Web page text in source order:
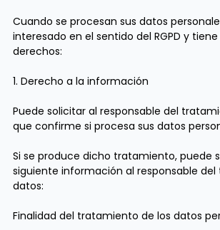
Cuando se procesan sus datos
interesado en el sentido del RGPD y
derechos:
​1. Derecho a la información
Puede solicitar al responsable del
que confirme si procesa sus datos
Si se produce dicho tratamiento, puede
siguiente información al responsable
datos:
Finalidad del tratamiento de los datos